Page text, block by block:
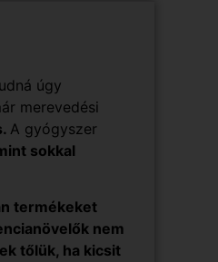
úgy
merevedési
A gyógyszer
sokkal
termékeket
nem
tőlük, ha kicsit